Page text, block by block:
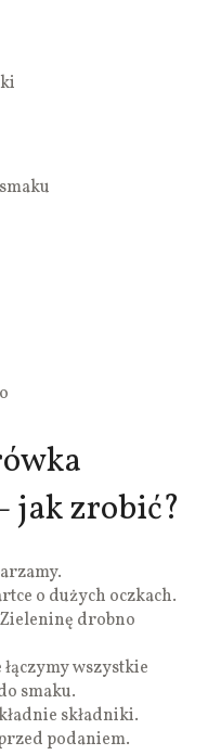
jak zrobić?
o dużych oczkach.
drobno
wszystkie
smaku.
składniki.
podaniem.